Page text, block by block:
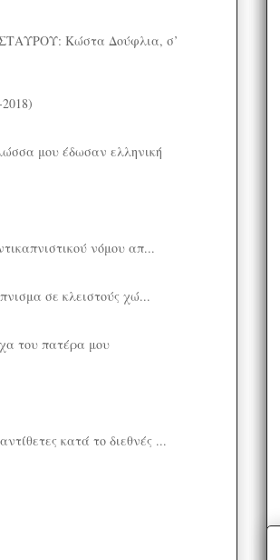
Κώστα Δούφλια, σ’
μου έδωσαν ελληνική
νόμου απ...
σε κλειστούς χώ...
του πατέρα μου
κατά το διεθνές ...